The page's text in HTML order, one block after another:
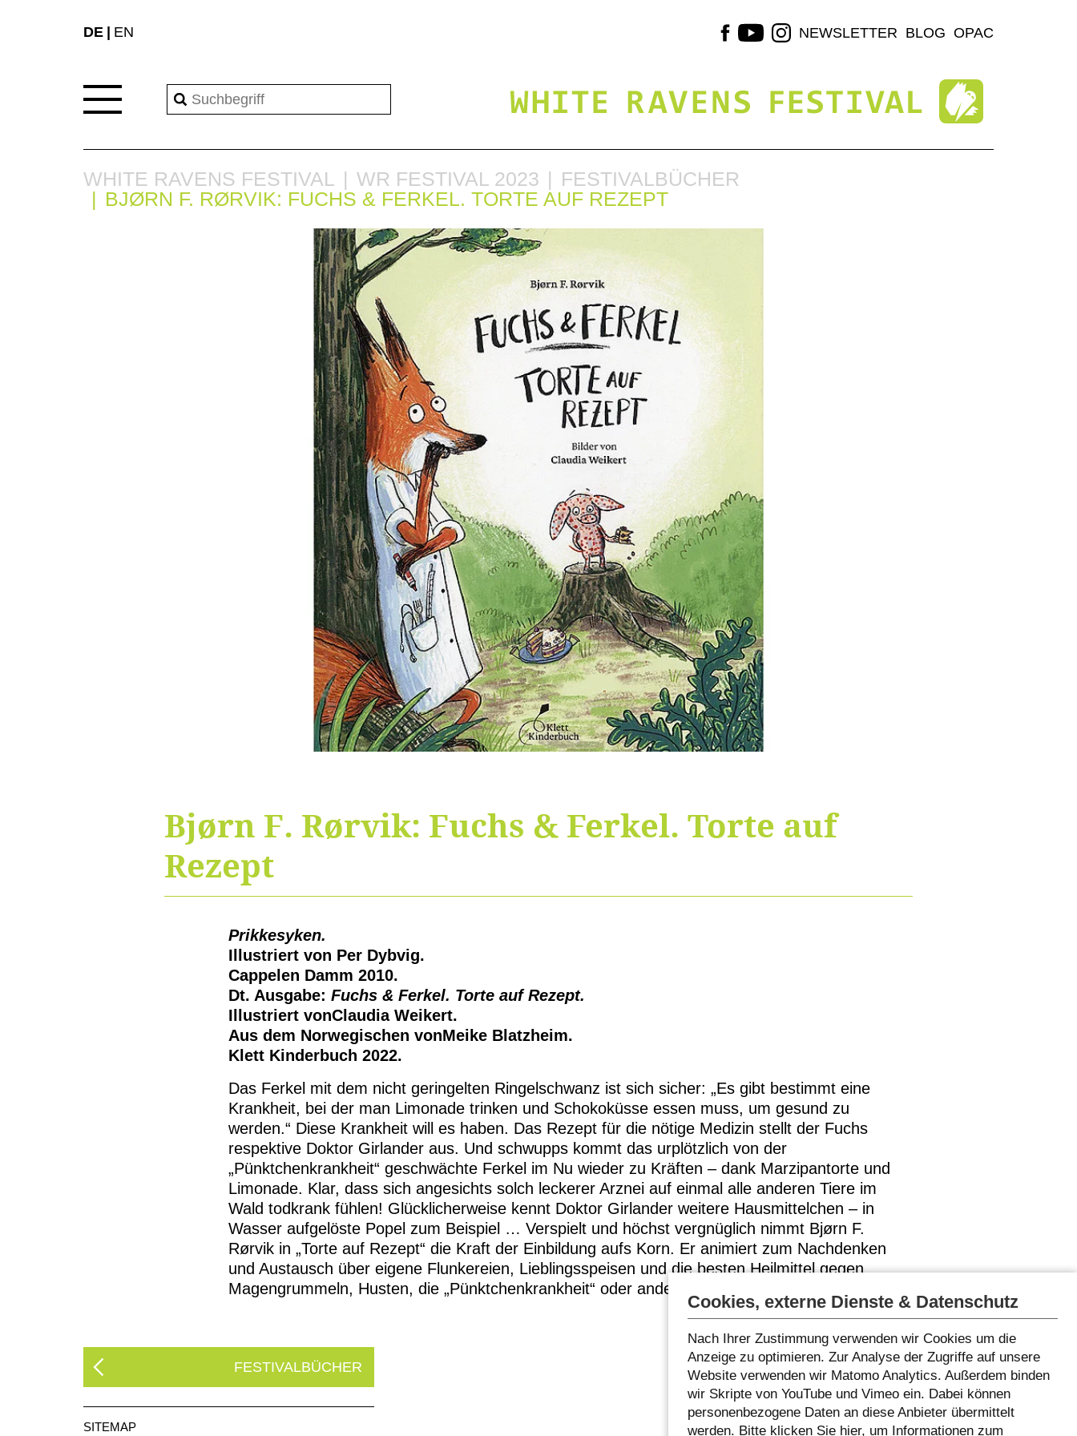
DE EN NEWSLETTER BLOG OPAC
WHITE RAVENS FESTIVAL WR FESTIVAL 2023
FESTIVALBÜCHER
BJØRN F. RØRVIK: FUCHS & FERKEL. TORTE AUF REZEPT
Bjørn F. Rørvik: Fuchs & Ferkel. Torte auf
Rezept
Prikkesyken.
Illustriert von Per Dybvig.
Cappelen Damm 2010.
Dt. Ausgabe: Fuchs & Ferkel. Torte auf Rezept.
Illustriert vonClaudia Weikert.
Aus dem Norwegischen vonMeike Blatzheim.
Klett Kinderbuch 2022.
Das Ferkel mit dem nicht geringelten Ringelschwanz ist sich sicher: „Es gibt bestimmt eine
Krankheit, bei der man Limonade trinken und Schokoküsse essen muss, um gesund zu
werden.“ Diese Krankheit will es haben. Das Rezept für die nötige Medizin stellt der Fuchs
respektive Doktor Girlander aus. Und schwupps kommt das urplötzlich von der
„Pünktchenkrankheit“ geschwächte Ferkel im Nu wieder zu Kräften – dank Marzipantorte und
Limonade. Klar, dass sich angesichts solch leckerer Arznei auf einmal alle anderen Tiere im
Wald todkrank fühlen! Glücklicherweise kennt Doktor Girlander weitere Hausmittelchen – in
Wasser aufgelöste Popel zum Beispiel … Verspielt und höchst vergnüglich nimmt Bjørn F.
Rørvik in „Torte auf Rezept“ die Kraft der Einbildung aufs Korn. Er animiert zum Nachdenken
und Austausch über eigene Flunkereien, Lieblingsspeisen und die besten Heilmittel gegen
Magengrummeln, Husten, die „Pünktchenkrankheit“ oder andere ominöse Leiden. (ab 6)
FESTIVALBÜCHER
SITEMAP
Cookies, externe Dienste & Datenschutz
Nach Ihrer Zustimmung verwenden wir Cookies um die
Anzeige zu optimieren. Zur Analyse der Zugriffe auf unsere
Website verwenden wir Matomo Analytics. Außerdem binden
wir Skripte von YouTube und Vimeo ein. Dabei können
personenbezogene Daten an diese Anbieter übermittelt
werden. Bitte klicken Sie hier, um Informationen zum